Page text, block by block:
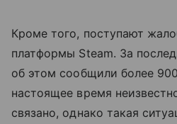
Кроме того, поступают
платформы Steam. За
об этом сообщили более
настоящее время
связано, однако такая